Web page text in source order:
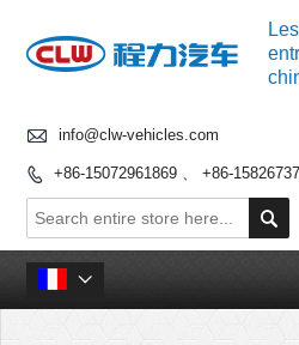
 info@clw-vehicles.com
 +86-15072961869 、 +86-

